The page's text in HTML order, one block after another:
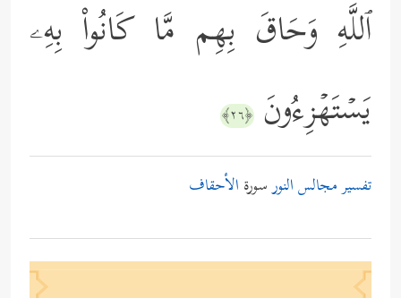
ٱللَّهِ وَحَاقَ بِهِم مَّا كَانُواْ بِهِۦ
یَسۡتَهۡزِءُونَ ﴿٢٦﴾
تفسير مجالس النورسورة الأحقاف